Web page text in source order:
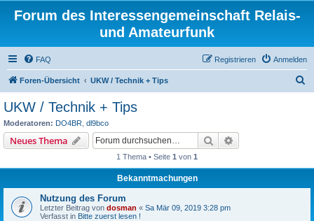
Forum des Interessengemeinschaft Relais-
und Amateurfunk
FAQ Anmelden
Registrieren
Foren-Übersicht UKW / Technik + Tips
UKW / Technik + Tips
Moderatoren: DO4BR dl9bco
Neues Thema Suche
1 Thema • Seite 1 von 1
Bekanntmachungen
Nutzung des Forum
Letzter Beitrag von dosman « Sa Mär 09, 2019 3:28 pm
Verfasst in Bitte zuerst lesen !